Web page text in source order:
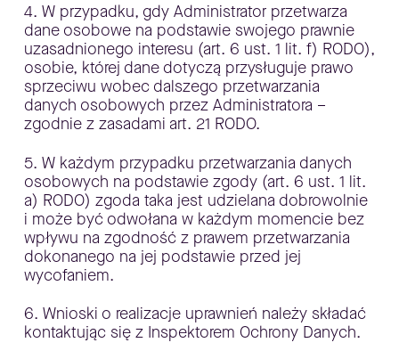
4. W przypadku, gdy Administrator przetwarza
dane osobowe na podstawie swojego prawnie
uzasadnionego interesu (art. 6 ust. 1 lit. f) RODO),
osobie, której dane dotyczą przysługuje prawo
sprzeciwu wobec dalszego przetwarzania
danych osobowych przez Administratora –
zgodnie z zasadami art. 21 RODO.
5. W każdym przypadku przetwarzania danych
osobowych na podstawie zgody (art. 6 ust. 1 lit.
a) RODO) zgoda taka jest udzielana dobrowolnie
i może być odwołana w każdym momencie bez
wpływu na zgodność z prawem przetwarzania
dokonanego na jej podstawie przed jej
wycofaniem.
6. Wnioski o realizacje uprawnień należy składać
kontaktując się z Inspektorem Ochrony Danych.